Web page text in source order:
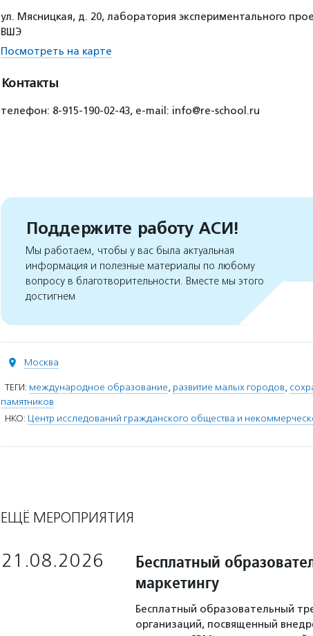
ул. Мясницкая, д. 20, лаборатория экспериментального
ВШЭ
Посмотреть на карте
Контакты
телефон: 8-915-190-02-43, е-mail: info@re-school.ru
Поддержите работу АСИ!
Мы работаем, чтобы у вас была актуальная
информация и полезные материалы по любому
вопросу в благотворительности. Вместе мы этого
достигнем
Москва
ТЕГИ: международное образование, развитие малых городов,
памятников
НКО: Центр исследований гражданского общества и
ЕЩЁ МЕРОПРИЯТИЯ
21.08.2026
Бесплатный
маркетингу
Бесплатный образовательный
организаций, посвященный